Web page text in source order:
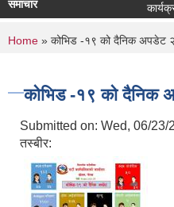
समाचार
You are here
Home » कोभिड -१९ को दैनिक अपडेट
कोभिड -१९ को दैनिक
Submitted on: Wed, 06/23/
तस्बीर: